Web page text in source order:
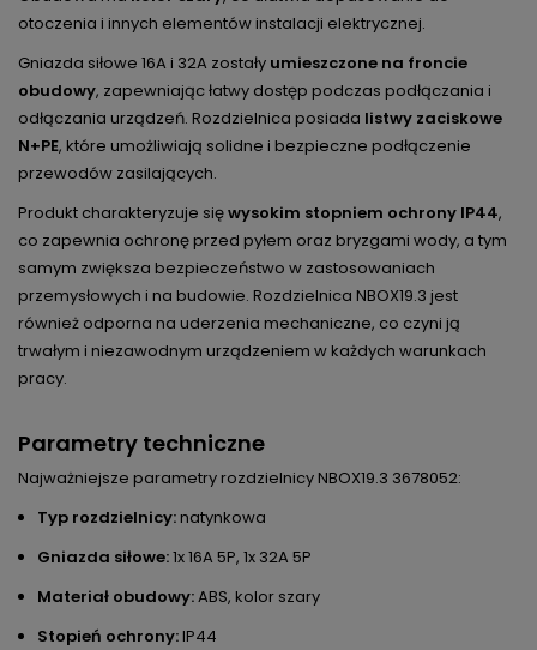
otoczenia i innych elementów instalacji elektrycznej.
Gniazda siłowe 16A i 32A zostały umieszczone na froncie
obudowy, zapewniając łatwy dostęp podczas podłączania i
odłączania urządzeń. Rozdzielnica posiada listwy zaciskowe
N+PE, które umożliwiają solidne i bezpieczne podłączenie
przewodów zasilających.
Produkt charakteryzuje sięwysokim stopniem ochrony IP44,
co zapewnia ochronę przed pyłem oraz bryzgami wody, a tym
samym zwiększa bezpieczeństwo w zastosowaniach
przemysłowych i na budowie. Rozdzielnica NBOX19.3 jest
również odporna na uderzenia mechaniczne, co czyni ją
trwałym i niezawodnym urządzeniem w każdych warunkach
pracy.
Parametry techniczne
Najważniejsze parametry rozdzielnicy NBOX19.3 3678052:
Typ rozdzielnicy:natynkowa
Gniazda siłowe:1x 16A 5P, 1x 32A 5P
Materiał obudowy:ABS, kolor szary
Stopień ochrony:IP44